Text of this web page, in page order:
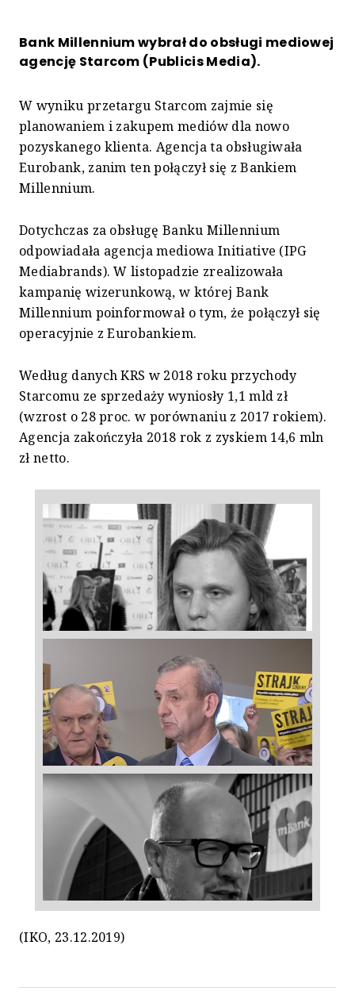
Bank Millennium wybrał do obsługi mediowej
agencję Starcom (Publicis Media).
W wyniku przetargu Starcom zajmie się
planowaniem i zakupem mediów dla nowo
pozyskanego klienta. Agencja ta obsługiwała
Eurobank, zanim ten połączył się z Bankiem
Millennium.
Dotychczas za obsługę Banku Millennium
odpowiadała agencja mediowa Initiative (IPG
Mediabrands). W listopadzie zrealizowała
kampanię wizerunkową, w której Bank
Millennium poinformował o tym, że połączył się
operacyjnie z Eurobankiem.
Według danych KRS w 2018 roku przychody
Starcomu ze sprzedaży wyniosły 1,1 mld zł
(wzrost o 28 proc. w porównaniu z 2017 rokiem).
Agencja zakończyła 2018 rok z zyskiem 14,6 mln
zł netto.
(IKO, 23.12.2019)